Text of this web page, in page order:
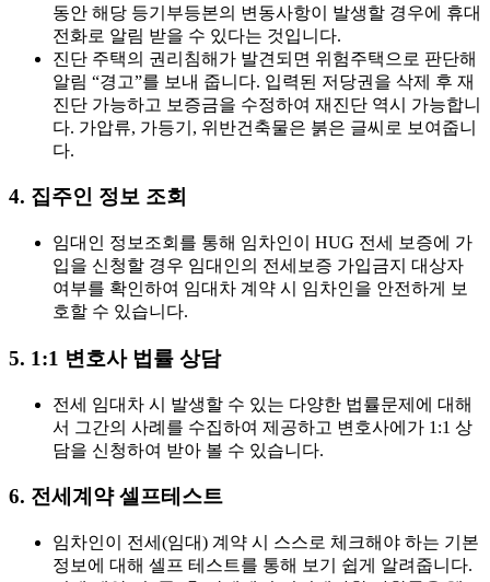
동안 해당 등기부등본의 변동사항이 발생할 경우에 휴대
전화로 알림 받을 수 있다는 것입니다.
진단 주택의 권리침해가 발견되면 위험주택으로 판단해
알림 “경고”를 보내 줍니다. 입력된 저당권을 삭제 후 재
진단 가능하고 보증금을 수정하여 재진단 역시 가능합니
다. 가압류, 가등기, 위반건축물은 붉은 글씨로 보여줍니
다.
4. 집주인 정보 조회
임대인 정보조회를 통해 임차인이 HUG 전세 보증에 가
입을 신청할 경우 임대인의 전세보증 가입금지 대상자
여부를 확인하여 임대차 계약 시 임차인을 안전하게 보
호할 수 있습니다.
5. 1:1 변호사 법률 상담
전세 임대차 시 발생할 수 있는 다양한 법률문제에 대해
서 그간의 사례를 수집하여 제공하고 변호사에가 1:1 상
담을 신청하여 받아 볼 수 있습니다.
6. 전세계약 셀프테스트
임차인이 전세(임대) 계약 시 스스로 체크해야 하는 기본
정보에 대해 셀프 테스트를 통해 보기 쉽게 알려줍니다.